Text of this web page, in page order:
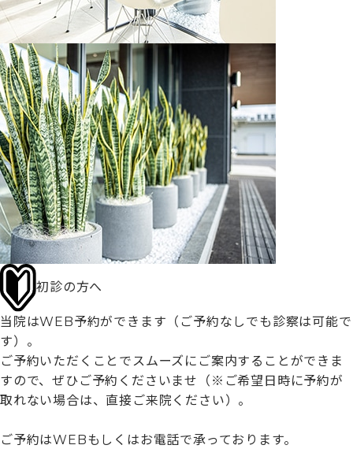
初診の方へ
当院はWEB予約ができます（ご予約なしでも診察は可能で
す）。
ご予約いただくことでスムーズにご案内することができま
すので、ぜひご予約くださいませ（※ご希望日時に予約が
取れない場合は、直接ご来院ください）。
ご予約はWEBもしくはお電話で承っております。